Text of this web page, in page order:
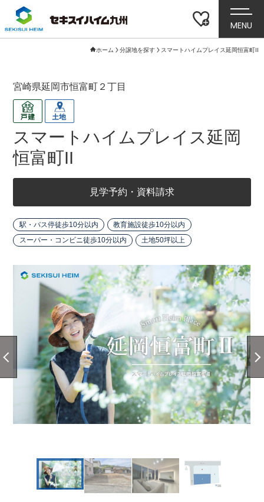
MENU
ホーム 分譲地を探す スマートハイムプレイス延岡恒富町II
宮崎県延岡市恒富町２丁目
スマートハイムプレイス延岡
恒富町II
見学予約・資料請求
駅・バス停徒歩10分以内
教育施設徒歩10分以内
スーパー・コンビニ徒歩10分以内
土地50坪以上